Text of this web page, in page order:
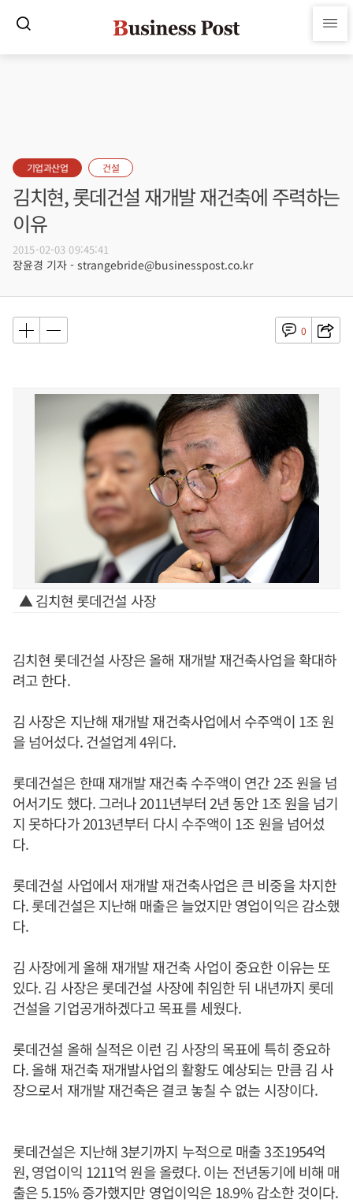
기업과산업 건설
김치현, 롯데건설 재개발 재건축에 주력하는
이유
2015-02-03 09:45:41
장윤경 기자 - strangebride@businesspost.co.kr
0
▲ 김치현 롯데건설 사장
김치현 롯데건설 사장은 올해 재개발 재건축사업을 확대하
려고 한다.
김 사장은 지난해 재개발 재건축사업에서 수주액이 1조 원
을 넘어섰다. 건설업계 4위다.
롯데건설은 한때 재개발 재건축 수주액이 연간 2조 원을 넘
어서기도 했다. 그러나 2011년부터 2년 동안 1조 원을 넘기
지 못하다가 2013년부터 다시 수주액이 1조 원을 넘어섰
다.
롯데건설 사업에서 재개발 재건축사업은 큰 비중을 차지한
다. 롯데건설은 지난해 매출은 늘었지만 영업이익은 감소했
다.
김 사장에게 올해 재개발 재건축 사업이 중요한 이유는 또
있다. 김 사장은 롯데건설 사장에 취임한 뒤 내년까지 롯데
건설을 기업공개하겠다고 목표를 세웠다.
롯데건설 올해 실적은 이런 김 사장의 목표에 특히 중요하
다. 올해 재건축 재개발사업의 활황도 예상되는 만큼 김 사
장으로서 재개발 재건축은 결코 놓칠 수 없는 시장이다.
롯데건설은 지난해 3분기까지 누적으로 매출 3조1954억
원, 영업이익 1211억 원을 올렸다. 이는 전년동기에 비해 매
출은 5.15% 증가했지만 영업이익은 18.9% 감소한 것이다.